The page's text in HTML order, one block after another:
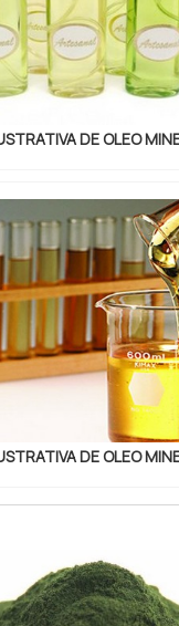
DE OLEO
DE OLEO